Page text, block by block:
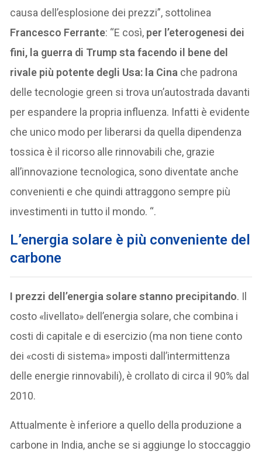
causa dell’esplosione dei prezzi”, sottolinea
Francesco Ferrante: “E così, per l’eterogenesi dei
fini, la guerra di Trump sta facendo il bene del
rivale più potente degli Usa: la Cina che padrona
delle tecnologie green si trova un’autostrada davanti
per espandere la propria influenza. Infatti è evidente
che unico modo per liberarsi da quella dipendenza
tossica è il ricorso alle rinnovabili che, grazie
all’innovazione tecnologica, sono diventate anche
convenienti e che quindi attraggono sempre più
investimenti in tutto il mondo. “.
L’energia solare è più conveniente del
carbone
I prezzi dell’energia solare stanno precipitando. Il
costo «livellato» dell’energia solare, che combina i
costi di capitale e di esercizio (ma non tiene conto
dei «costi di sistema» imposti dall’intermittenza
delle energie rinnovabili), è crollato di circa il 90% dal
2010.
Attualmente è inferiore a quello della produzione a
carbone in India, anche se si aggiunge lo stoccaggio